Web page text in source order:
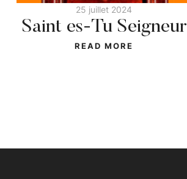
25 juillet 2024
Saint es-Tu Seigneur
READ MORE